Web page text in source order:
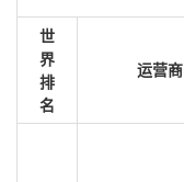
世
界
排
名
运营商